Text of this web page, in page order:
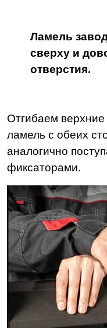
Ламель
сверху и
отверстия.
Отгибаем
ламель с обеих
аналогично
фиксаторами.